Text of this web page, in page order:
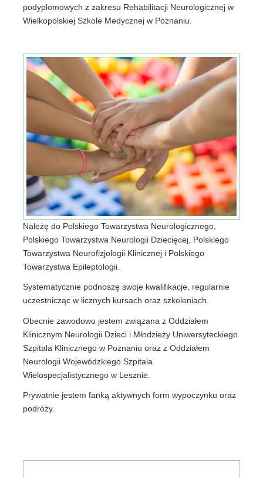
podyplomowych z zakresu Rehabilitacji Neurologicznej w
Wielkopolskiej Szkole Medycznej w Poznaniu.
Należę do Polskiego Towarzystwa Neurologicznego,
Polskiego Towarzystwa Neurologii Dziecięcej, Polskiego
Towarzystwa Neurofizjologii Klinicznej i Polskiego
Towarzystwa Epileptologii.
Systematycznie podnoszę swoje kwalifikacje, regularnie
uczestnicząc w licznych kursach oraz szkoleniach.
Obecnie zawodowo jestem związana z Oddziałem
Klinicznym Neurologii Dzieci i Młodzieży Uniwersyteckiego
Szpitala Klinicznego w Poznaniu oraz z Oddziałem
Neurologii Wojewódzkiego Szpitala
Wielospecjalistycznego w Lesznie.
Prywatnie jestem fanką aktywnych form wypoczynku oraz
podróży.